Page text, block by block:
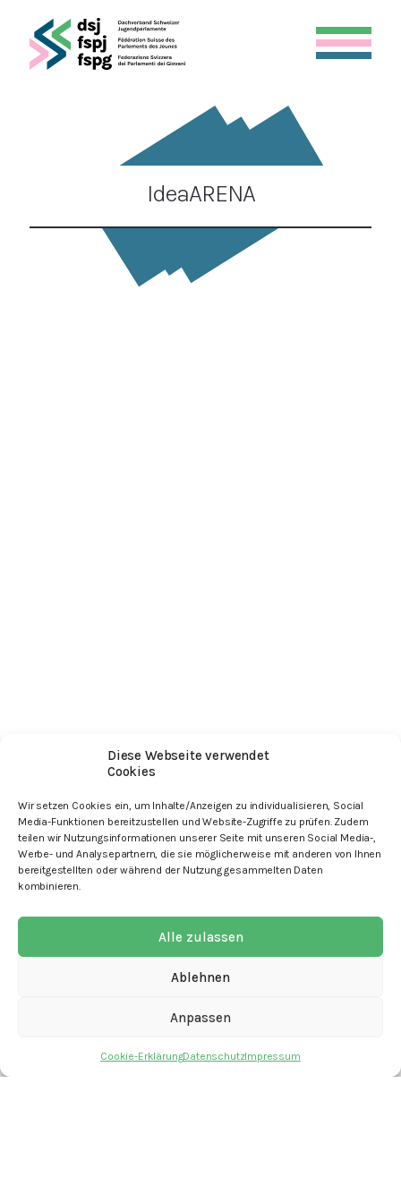
Diese Webseite verwendet
Cookies
Wir setzen Cookies ein, um Inhalte/Anzeigen zu individualisieren, Social
Media-Funktionen bereitzustellen und Website-Zugriffe zu prüfen. Zudem
teilen wir Nutzungsinformationen unserer Seite mit unseren Social Media-,
Werbe- und Analysepartnern, die sie möglicherweise mit anderen von Ihnen
bereitgestellten oder während der Nutzung gesammelten Daten
kombinieren.
Alle zulassen
Ablehnen
Anpassen
Cookie-ErklärungDatenschutzImpressum
IdeaARENA
mit den Angeboten
Kontakt